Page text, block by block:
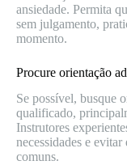
ansiedade. Permita
sem julgamento,
momento.
Procure orientação
Se possível, busque
qualificado,
Instrutores
necessidades e
comuns.